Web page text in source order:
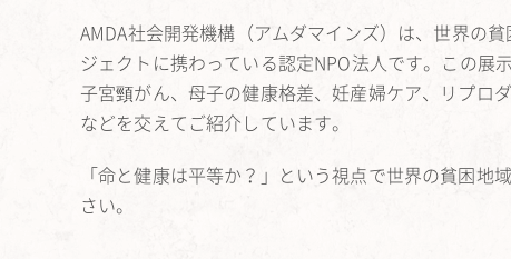
AMDA社会開発機構（アムダマインズ）は、 世界の貧
ジェクトに携わっている認定NPO法人です。この展
子宮頸がん、 母子の健康格差、妊産婦ケア、リプロ
などを交えてご紹介しています。
「命と健康は平等か？」 という視点で世界の貧困地
さい。